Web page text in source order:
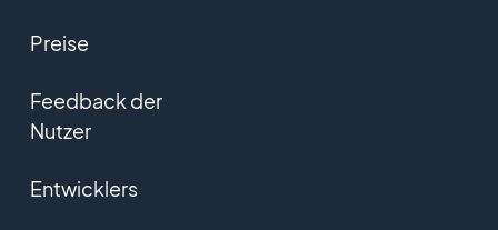
Preise
Feedback der
Nutzer
Entwicklers